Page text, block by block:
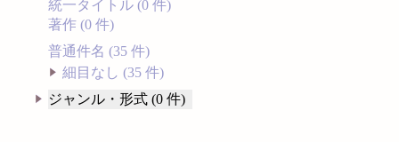
統一タイトル (0 件)
著作 (0 件)
普通件名 (35 件)
細目なし (35 件)
ジャンル・形式 (0 件)